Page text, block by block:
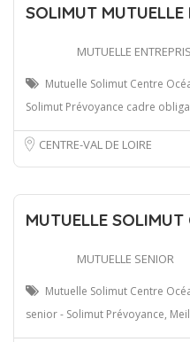
SOLIMUT MUTUELLE
MUTUELLE
Mutuelle Solimut Centre
Solimut Prévoyance cadre
CENTRE-VAL DE LOIRE
MUTUELLE SOLIMUT
MUTUELLE SENIOR
Mutuelle Solimut Centre
senior - Solimut Prévoyance,